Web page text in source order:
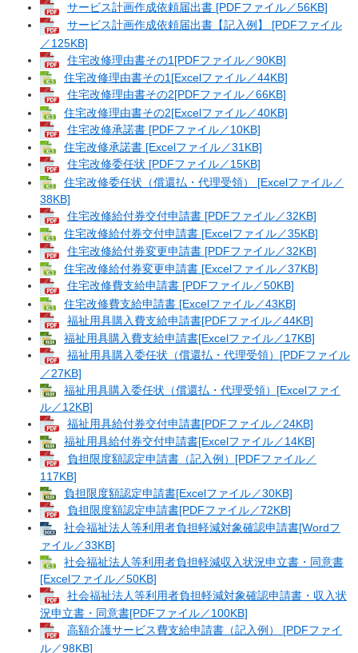
サービス計画作成依頼届出書 [PDFファイル／56KB]
サービス計画作成依頼届出書【記入例】 [PDFファイル
／125KB]
住宅改修理由書その1[PDFファイル／90KB]
住宅改修理由書その1[Excelファイル／44KB]
住宅改修理由書その2[PDFファイル／66KB]
住宅改修理由書その2[Excelファイル／40KB]
住宅改修承諾書 [PDFファイル／10KB]
住宅改修承諾書 [Excelファイル／31KB]
住宅改修委任状 [PDFファイル／15KB]
住宅改修委任状（償還払・代理受領） [Excelファイル／
38KB]
住宅改修給付券交付申請書 [PDFファイル／32KB]
住宅改修給付券交付申請書 [Excelファイル／35KB]
住宅改修給付券変更申請書 [PDFファイル／32KB]
住宅改修給付券変更申請書 [Excelファイル／37KB]
住宅改修費支給申請書 [PDFファイル／50KB]
住宅改修費支給申請書 [Excelファイル／43KB]
福祉用具購入費支給申請書[PDFファイル／44KB]
福祉用具購入費支給申請書[Excelファイル／17KB]
福祉用具購入委任状（償還払・代理受領）[PDFファイル
／27KB]
福祉用具購入委任状（償還払・代理受領）[Excelファイ
ル／12KB]
福祉用具給付券交付申請書[PDFファイル／24KB]
福祉用具給付券交付申請書[Excelファイル／14KB]
負担限度額認定申請書（記入例）[PDFファイル／
117KB]
負担限度額認定申請書[Excelファイル／30KB]
負担限度額認定申請書[PDFファイル／72KB]
社会福祉法人等利用者負担軽減対象確認申請書[Wordフ
ァイル／33KB]
社会福祉法人等利用者負担軽減収入状況申立書・同意書
[Excelファイル／50KB]
社会福祉法人等利用者負担軽減対象確認申請書・収入状
況申立書・同意書[PDFファイル／100KB]
高額介護サービス費支給申請書（記入例） [PDFファイ
ル／98KB]